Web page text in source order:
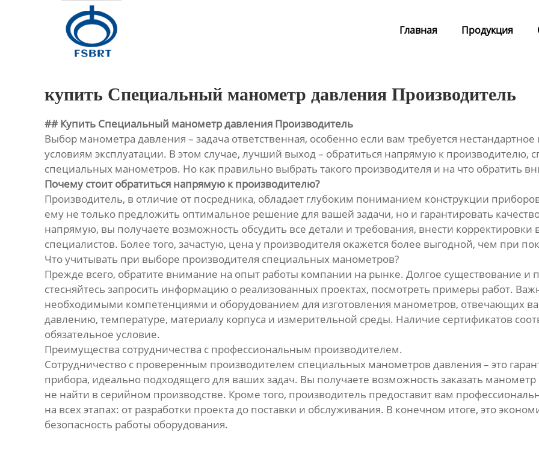
Главная Продукция
Контакты
купить Специальный манометр давления Производитель
## Купить Специальный манометр давления Производитель
Выбор манометра давления – задача ответственная, особенно если вам требуется
условиям эксплуатации. В этом случае, лучший выход – обратиться напрямую к
специальных манометров. Но как правильно выбрать такого производителя и на что обратить
Почему стоит обратиться напрямую к производителю?
Производитель, в отличие от посредника, обладает глубоким пониманием конструкции
ему не только предложить оптимальное решение для вашей задачи, но и гарантировать
напрямую, вы получаете возможность обсудить все детали и требования, внести корректировки
специалистов. Более того, зачастую, цена у производителя окажется более выгодной, чем при
Что учитывать при выборе производителя специальных манометров?
Прежде всего, обратите внимание на опыт работы компании на рынке. Долгое существование
стесняйтесь запросить информацию о реализованных проектах, посмотреть примеры работ.
необходимыми компетенциями и оборудованием для изготовления манометров, отвечающих
давлению, температуре, материалу корпуса и измерительной среды. Наличие сертификатов
обязательное условие.
Преимущества сотрудничества с профессиональным производителем.
Сотрудничество с проверенным производителем специальных манометров давления – это
прибора, идеально подходящего для ваших задач. Вы получаете возможность заказать
не найти в серийном производстве. Кроме того, производитель предоставит вам
на всех этапах: от разработки проекта до поставки и обслуживания. В конечном итоге, это
безопасность работы оборудования.